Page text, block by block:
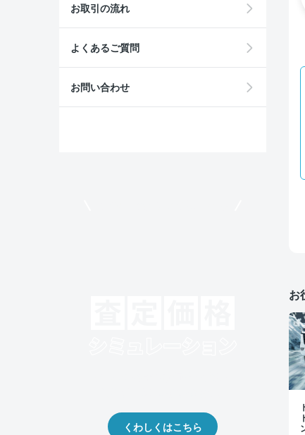
お
お取引の流れ
よくあるご質問
お問い合わせ
くわしくはこちら